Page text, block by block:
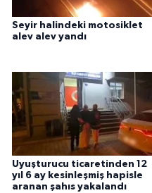
Seyir halindeki motosiklet
alev alev yandı
Uyuşturucu ticaretinden 12
yıl 6 ay kesinleşmiş hapisle
aranan şahıs yakalandı